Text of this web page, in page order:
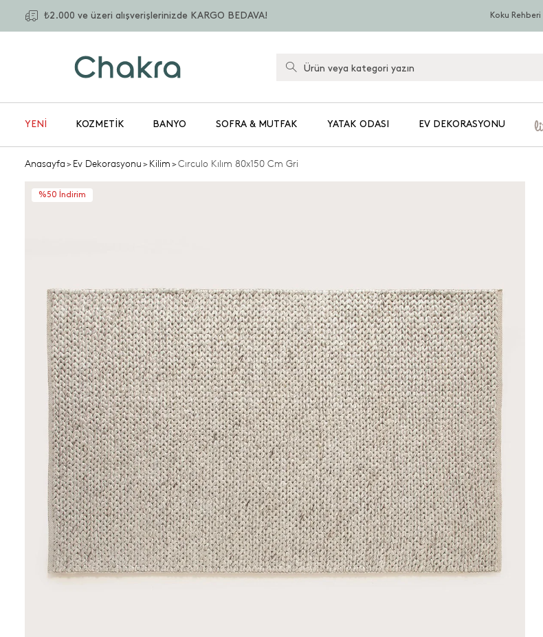
₺2.000 ve üzeri alışverişlerinizde KARGO BEDAVA! Koku Rehberi
YENİ KOZMETIK BANYO SOFRA & MUTFAK YATAK ODASI EV DEKORASYONU
Anasayfa>Ev Dekorasyonu>Kilim>Cırculo Kılım 80x150 Cm Gri
%50 İndirim